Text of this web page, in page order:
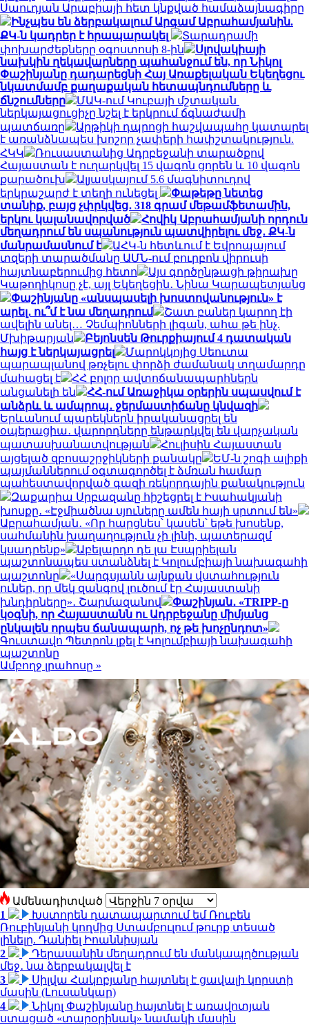
Սաուդյան Արաբիայի հետ կնքված համաձայնագիրը
Ինչպես են ձերբակալում Արգամ Աբրահամյանին.
ՔԿ-ն կադրեր է հրապարակել
Տարադրամի
փոխարժեքները օգոստոսի 8-ին
Սլովակիայի
նախկին ղեկավարները պահանջում են, որ Նիկոլ
Փաշինյանը դադարեցնի Հայ Առաքելական Եկեղեցու
նկատմամբ քաղաքական հետապնդումները և
ճնշումները
ՄԱԿ-ում Կուբայի մշտական ​​
ներկայացուցիչը նշել է երկրում ճգնաժամի
պատճառը
Արթիկի դպրոցի հաշվապահը կատարել
է առանձնապես խոշոր չափերի հափշտակություն.
ՀԿԿ
Ռուսաստանից Ադրբեջանի տարածքով
Հայաստան է ուղարկվել 15 վագոն ցորեն և 10 վագոն
քարածուխ
Ալյասկայում 5.6 մագնիտուդով
երկրաշարժ է տեղի ունեցել
Փաթեթը նետեց
տանիք, բայց չփրկվեց․ 318 գրամ մեթամֆետամին,
երկու կալանավորված
Հովիկ Աբրահամյանի որդուն
մեղադրում են սպանություն պատվիրելու մեջ․ ՔԿ-ն
մանրամասնում է
ԱՀԿ-ն հետևում է Եվրոպայում
տզերի տարածմանը ԱՄՆ-ում բուրբոն վիրուսի
հայտնաբերումից հետո
Այս գործընթացի թիրախը
Կաթողիկոսը չէ, այլ Եկեղեցին․ Նինա Կարապետյանց
Փաշինյանը «անսպասելի խոստովանություն» է
արել․ ու՞մ է նա մեղադրում
Շատ բաներ կարող էի
ավելին անել… Չեմպիոնների լիգան, ահա թե ինչ.
Մխիթարյան
Բեյոնսեն Թուրքիայում 4 դատական
հայց է ներկայացրել
Մարոկկոյից Սեուտա
պարապլանով թռչելու փորձի ժամանակ տղամարդը
մահացել է
ՀՀ բոլոր ավտոճանապարհներն
անցանելի են
ՀՀ-ում Առաջիկա օրերին սպասվում է
անձրև և ամպրոպ․ ջերմաստիճանը կնվազի
Երևանում պարեկներն իրականացրել են
օպերացիա․ վարորդները ենթարկվել են վարչական
պատասխանատվության
Հուլիսին Հայաստան
այցելած զբոսաշրջիկների քանակը
ԵՄ-ն շոգի ալիքի
պայմաններում օգտագործել է ձմռան համար
պահեստավորված գազի ռեկորդային քանակություն
Զաքարիա Սրբազանը հիշեցրել է Իսահակյանի
խոսքը․ «Էջմիածնա սյուները ամեն հայի սրտում են»
Աբրահամյան․ «Որ հարցնես՝ կասեն՝ եթե խոսենք,
սահմանին խաղաղություն չի լինի, պատերազմ
կսադրենք»
Աբելարդո դե լա Էսպրիելան
պաշտոնապես ստանձնել է Կոլումբիայի նախագահի
պաշտոնը
«Սարգսյանն այնքան վստահություն
ուներ, որ մեկ զանգով լուծում էր Հայաստանի
խնդիրները»․ Շարմազանով
Փաշինյան․ «TRIPP-ը
կօգնի, որ Հայաստանն ու Ադրբեջանը միմյանց
ընկալեն որպես ճանապարհ, ոչ թե խոչընդոտ»
Գուստավո Պետրոն լքել է Կոլումբիայի նախագահի
պաշտոնը
Ամբողջ լրահոսը »
Ամենադիտված
1
Խստորեն դատապարտում եմ Ռուբեն
Ռուբինյանի կողմից Ստամբուլում թուրք տեսած
լինելը. Դանիել Իոաննիսյան
2
Դերասանին մեղադրում են մանկապղծության
մեջ․ նա ձերբակալվել է
3
Սիլվա Հակոբյանը հայտնել է ցավալի կորստի
մասին (Լուսանկար)
4
Նիկոլ Փաշինյանը հայտնել է առավոտյան
ստացած «տարօրինակ» նամակի մասին